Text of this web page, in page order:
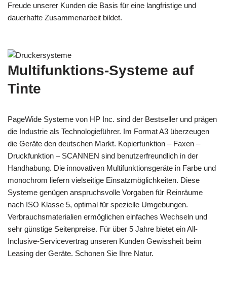
Freude unserer Kunden die Basis für eine langfristige und
dauerhafte Zusammenarbeit bildet.
Multifunktions-Systeme auf
Tinte
PageWide Systeme von HP Inc. sind der Bestseller und prägen
die Industrie als Technologieführer. Im Format A3 überzeugen
die Geräte den deutschen Markt. Kopierfunktion – Faxen –
Druckfunktion – SCANNEN sind benutzerfreundlich in der
Handhabung. Die innovativen Multifunktionsgeräte in Farbe und
monochrom liefern vielseitige Einsatzmöglichkeiten. Diese
Systeme genügen anspruchsvolle Vorgaben für Reinräume
nach ISO Klasse 5, optimal für spezielle Umgebungen.
Verbrauchsmaterialien ermöglichen einfaches Wechseln und
sehr günstige Seitenpreise. Für über 5 Jahre bietet ein All-
Inclusive-Servicevertrag unseren Kunden Gewissheit beim
Leasing der Geräte. Schonen Sie Ihre Natur.